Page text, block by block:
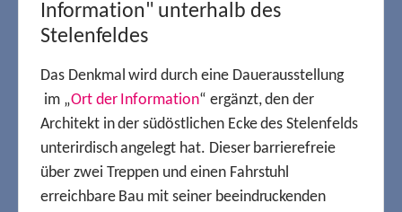
Information" unterhalb des
Stelenfeldes
Das Denkmal wird durch eine Dauerausstellung
im „Ort der Information“ ergänzt, den der
Architekt in der südöstlichen Ecke des Stelenfelds
unterirdisch angelegt hat. Dieser barrierefreie
über zwei Treppen und einen Fahrstuhl
erreichbare Bau mit seiner beeindruckenden